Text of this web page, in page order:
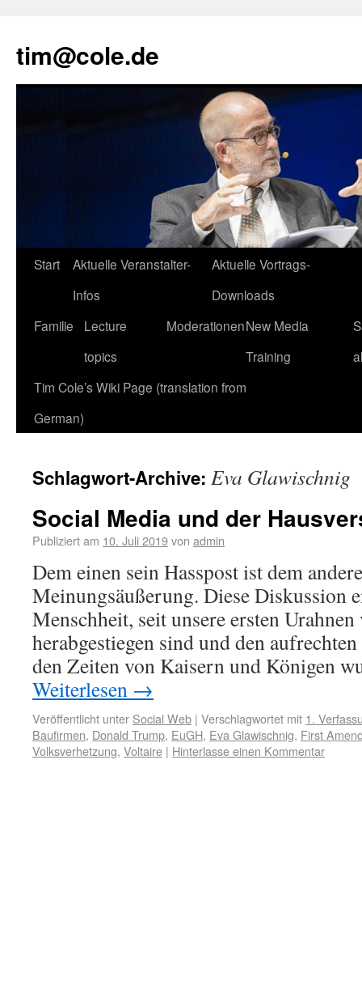
tim@cole.de
Start
Aktuelle Veranstalter-
Infos
Aktuelle Vortrags-
Downloads
Familie
Lecture
topics
ModerationenNew Media
Training
Tim Cole’s Wiki Page (translation from
German)
Schlagwort-Archive: Eva Glawischnig
Social Media und der
Publiziert am 10. Juli 2019von admin
Dem einen sein Hasspost ist dem
Meinungsäußerung. Diese Diskussion
Menschheit, seit unsere ersten
herabgestiegen sind und den
den Zeiten von Kaisern und Königen
Weiterlesen →
Veröffentlicht unter Social Web | Verschlagwortet mit 1.
Baufirmen, Donald Trump, EuGH, Eva Glawischnig, First
Volksverhetzung, Voltaire | Hinterlasse einen Kommentar